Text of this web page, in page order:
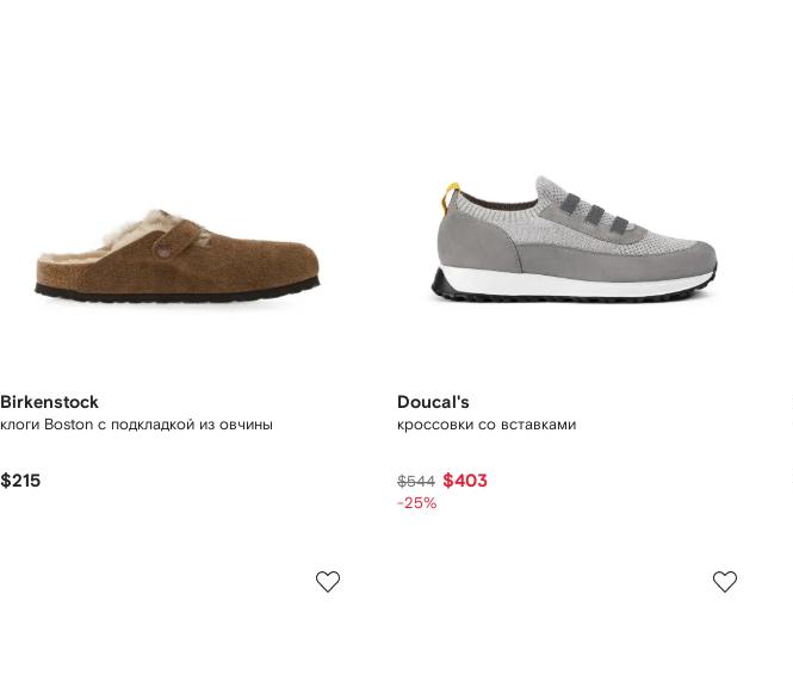
Birkenstock
клоги Boston с подкладкой из овчины
$215
Doucal's
кроссовки со вставками
$544 $403
-25%